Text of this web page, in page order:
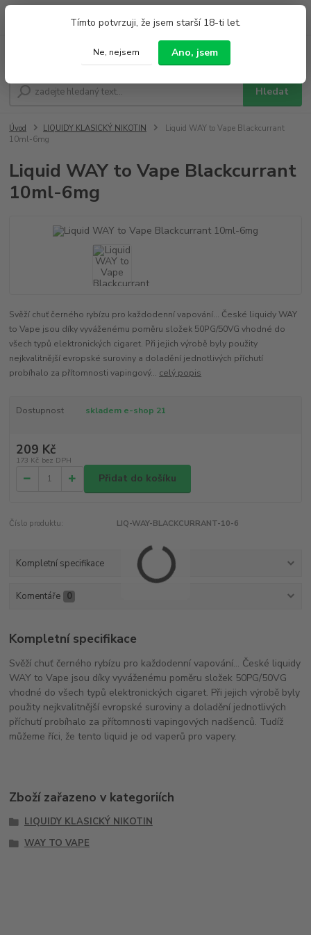
Tímto potvrzuji, že jsem starší 18-ti let.
Ne, nejsem Ano, jsem
Hledat
Po - Pá 9:00 - 19:00 So 9:00 - 14:00
Úvod LIQUIDY KLASICKÝ NIKOTIN
Liquid WAY to Vape Blackcurrant
10ml-6mg
Liquid WAY to Vape Blackcurrant
10ml-6mg
Svěží chuť černého rybízu pro každodenní vapování... České liquidy WAY
to Vape jsou díky vyváženému poměru složek 50PG/50VG vhodné do
všech typů elektronických cigaret. Při jejich výrobě byly použity
nejkvalitnější evropské suroviny a doladění jednotlivých příchutí
probíhalo za přítomnosti vapingový... celý popis
Dostupnost skladem e-shop 21
209 Kč
173 Kč bez DPH
Přidat do košíku
Číslo produktu: LIQ-WAY-BLACKCURRANT-10-6
Kompletní specifikace
Komentáře 0
Kompletní specifikace
Svěží chuť černého rybízu pro každodenní vapování... České liquidy
WAY to Vape jsou díky vyváženému poměru složek 50PG/50VG
vhodné do všech typů elektronických cigaret. Při jejich výrobě byly
použity nejkvalitnější evropské suroviny a doladění jednotlivých
příchutí probíhalo za přítomnosti vapingových nadšenců. Tudíž
můžeme říci, že tento liquid je od vaperů pro vapery.
Zboží zařazeno v kategoriích
LIQUIDY KLASICKÝ NIKOTIN
WAY TO VAPE